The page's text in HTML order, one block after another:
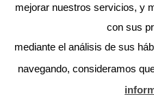
© 2026 ANDRÉS MACARIO
mejorar nuestros servicios, y
con sus
mediante el análisis de sus
navegando, consideramos